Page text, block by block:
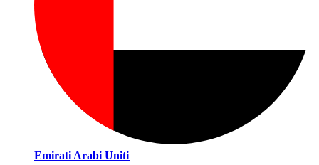
Emirati Arabi Uniti​​